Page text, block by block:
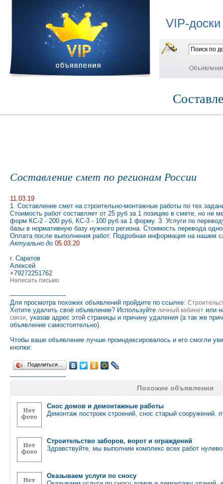
VIP-
Составление смет по регионам России
11.03.19
1. Составление смет на строительно-монтажные работы по
Стоимость работ составляет от 25 руб за 1 позицию в смете, но не
форм КС-2 - 200 руб, КС-3 - 100 руб за 1 форму. 3. Услуги по
базы в нормативную базу нужного региона. Стоимость перевода
Оплата после выполнения работ. Подробная информация на нашем
Актуально до 05.03.20
г. Саратов
Алексей
+79272251762
Написать письмо
----------------------------
Для просмотра похожих объявлений пройдите по ссылке:
Хотите удалить своё объявление? Используйте личный кабинет или
связи, указав адрес этой страницы и причину удаления (а так же
объявление самостоятельно).
Чтобы ваше объявление лучше проиндексировалось и его смогли
кнопки:
Поделиться…
----------------------------
Похожие объявления
Снос домов и демонтажные работы
Демонтаж построек строений, снос старый
Строительство заборов, ворот и ограждений
Здравствуйте, мы выполним комплекс всех работ
Оказываем услуги по сносу